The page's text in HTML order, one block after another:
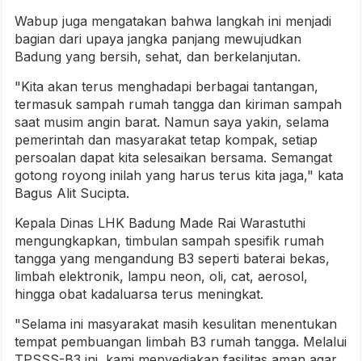
Wabup juga mengatakan bahwa langkah ini menjadi
bagian dari upaya jangka panjang mewujudkan
Badung yang bersih, sehat, dan berkelanjutan.
"Kita akan terus menghadapi berbagai tantangan,
termasuk sampah rumah tangga dan kiriman sampah
saat musim angin barat. Namun saya yakin, selama
pemerintah dan masyarakat tetap kompak, setiap
persoalan dapat kita selesaikan bersama. Semangat
gotong royong inilah yang harus terus kita jaga," kata
Bagus Alit Sucipta.
Kepala Dinas LHK Badung Made Rai Warastuthi
mengungkapkan, timbulan sampah spesifik rumah
tangga yang mengandung B3 seperti baterai bekas,
limbah elektronik, lampu neon, oli, cat, aerosol,
hingga obat kadaluarsa terus meningkat.
"Selama ini masyarakat masih kesulitan menentukan
tempat pembuangan limbah B3 rumah tangga. Melalui